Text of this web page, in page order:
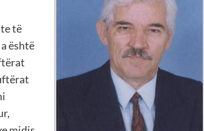
të
është